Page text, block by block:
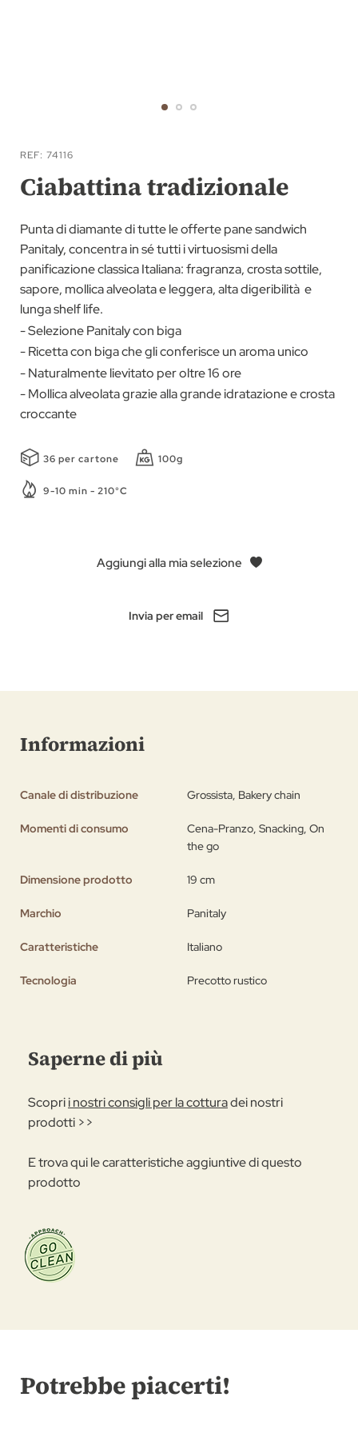
all'inizio
della
galleria
immagini
REF 74116
Ciabattina tradizionale
Punta di diamante di tutte le offerte pane sandwich
Panitaly, concentra in sé tutti i virtuosismi della
panificazione classica Italiana: fragranza, crosta sottile,
sapore, mollica alveolata e leggera, alta digeribilità e
lunga shelf life.
- Selezione Panitaly con biga
- Ricetta con biga che gli conferisce un aroma unico
- Naturalmente lievitato per oltre 16 ore
- Mollica alveolata grazie alla grande idratazione e crosta
croccante
36 per cartone 100g
9-10 min - 210°C
Aggiungi alla mia selezione
Invia per email
Informazioni
Canale di distribuzione Grossista, Bakery chain
Momenti di consumo
Cena-Pranzo, Snacking, On
the go
Dimensione prodotto 19 cm
Marchio Panitaly
Caratteristiche Italiano
Tecnologia Precotto rustico
Saperne di più
Scoprii nostri consigli per la cotturadei nostri
prodotti >>
E trova qui le caratteristiche aggiuntive di questo
prodotto
Potrebbe piacerti!